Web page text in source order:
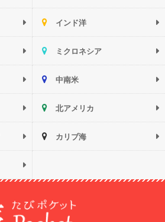
インド洋
ミクロネシア
中南米
北アメリカ
カリブ海